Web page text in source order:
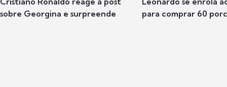
sobre Georgina e surpreende
para comprar 60